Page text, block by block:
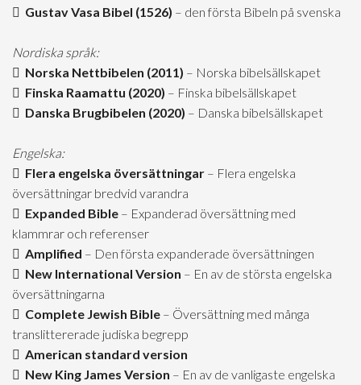
Gustav Vasa Bibel (1526) – den första Bibeln på svenska
Nordiska språk:
Norska Nettbibelen (2011) – Norska bibelsällskapet
Finska Raamattu (2020) – Finska bibelsällskapet
Danska Brugbibelen (2020) – Danska bibelsällskapet
Engelska:
Flera engelska översättningar – Flera engelska
översättningar bredvid varandra
Expanded Bible – Expanderad översättning med
klammrar och referenser
Amplified – Den första expanderade översättningen
New International Version – En av de största engelska
översättningarna
Complete Jewish Bible – Översättning med många
translittererade judiska begrepp
American standard version
New King James Version – En av de vanligaste engelska